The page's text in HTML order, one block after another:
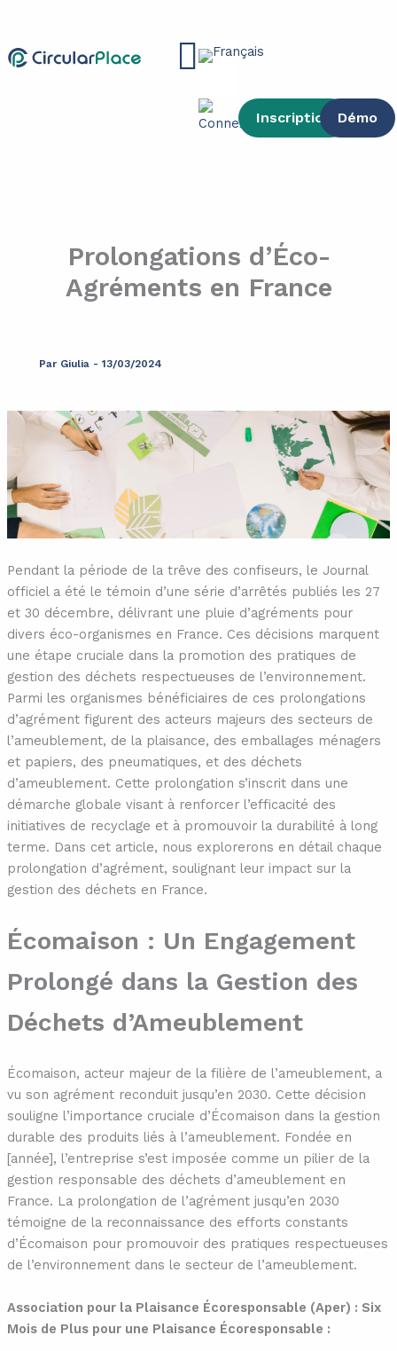
contenu
Main
Inscription Démo
Prolongations d’Éco-
Agréments en France
Par Giulia - 13/03/2024
Pendant la période de la trêve des confiseurs, le Journal
officiel a été le témoin d’une série d’arrêtés publiés les 27
et 30 décembre, délivrant une pluie d’agréments pour
divers éco-organismes en France. Ces décisions marquent
une étape cruciale dans la promotion des pratiques de
gestion des déchets respectueuses de l’environnement.
Parmi les organismes bénéficiaires de ces prolongations
d’agrément figurent des acteurs majeurs des secteurs de
l’ameublement, de la plaisance, des emballages ménagers
et papiers, des pneumatiques, et des déchets
d’ameublement. Cette prolongation s’inscrit dans une
démarche globale visant à renforcer l’efficacité des
initiatives de recyclage et à promouvoir la durabilité à long
terme. Dans cet article, nous explorerons en détail chaque
prolongation d’agrément, soulignant leur impact sur la
gestion des déchets en France.
Écomaison : Un Engagement
Prolongé dans la Gestion des
Déchets d’Ameublement
Écomaison, acteur majeur de la filière de l’ameublement, a
vu son agrément reconduit jusqu’en 2030. Cette décision
souligne l’importance cruciale d’Écomaison dans la gestion
durable des produits liés à l’ameublement. Fondée en
[année], l’entreprise s’est imposée comme un pilier de la
gestion responsable des déchets d’ameublement en
France. La prolongation de l’agrément jusqu’en 2030
témoigne de la reconnaissance des efforts constants
d’Écomaison pour promouvoir des pratiques respectueuses
de l’environnement dans le secteur de l’ameublement.
Association pour la Plaisance Écoresponsable (Aper) : Six
Mois de Plus pour une Plaisance Écoresponsable :